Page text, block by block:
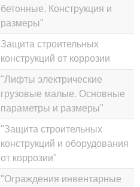
бетонные. Конструкция и
размеры"
Защита строительных
конструкций от коррозии
"Лифты электрические
грузовые малые. Основные
параметры и размеры"
"Защита строительных
конструкций и оборудования
от коррозии"
"Ограждения инвентарные